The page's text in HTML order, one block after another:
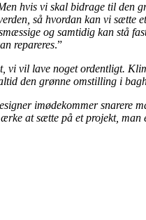
hvis vi skal bidrage til den
så hvordan kan vi
og samtidig kan stå
repareres.”
vi vil lave noget ordentligt.
den grønne omstilling i
imødekommer
at sætte på et projekt,